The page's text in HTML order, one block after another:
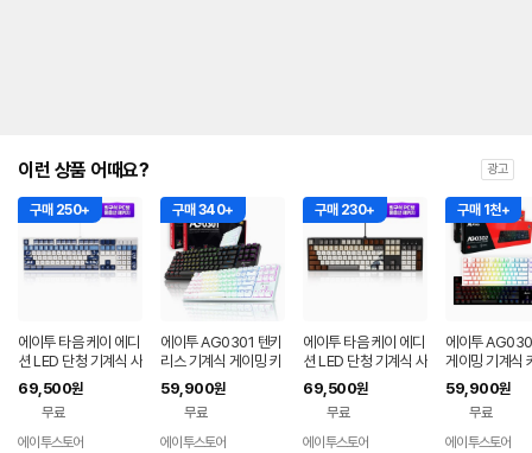
이런 상품 어때요? 광고
구매 250+
에이투 타음 케이 에디
션 LED 단청 기계식 사
무용 유선 키보드 고려
청자, 적축
69,500원
무료
에이투스토어
구매 340+
에이투 AG0301 텐키
리스 기계식 게이밍 키
보드 적축, 갈축
59,900원
무료
에이투스토어
구매 230+
에이투 타음 케이 에디
션 LED 단청 기계식 사
무용 유선 키보드 문방
사우, 적축
69,500원
무료
에이투스토어
구매 1천+
에이투
게이밍 기계식
USB 리니어
59,900원
무료
에이투스토어